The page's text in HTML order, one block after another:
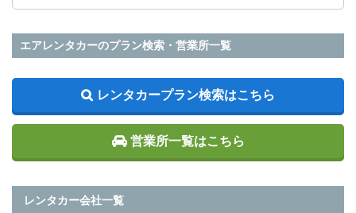
エアレンタカーのプラン検索・営業所一覧
レンタカープラン検索はこちら
営業所一覧はこちら
レンタカー会社一覧